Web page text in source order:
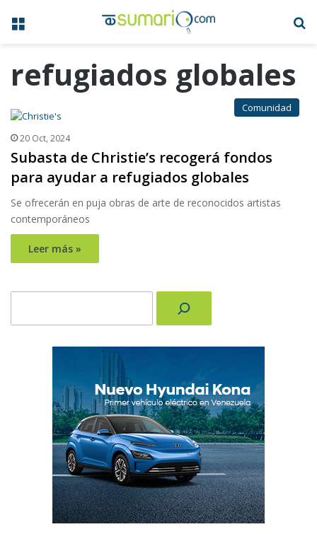
Menú
refugiados globales
Comunidad
20 Oct, 2024
Subasta de Christie’s recogerá fondos
para ayudar a refugiados globales
Se ofrecerán en puja obras de arte de reconocidos artistas
contemporáneos
Leer más »